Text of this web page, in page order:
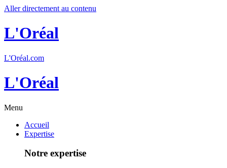
Aller directement au contenu
L'Oréal
L'Oréal.com
L'Oréal
Menu
Accueil
Expertise
Notre expertise